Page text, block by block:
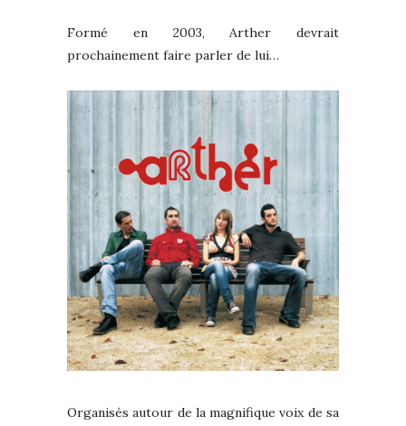
Formé en 2003, Arther devrait
prochainement faire parler de lui…
Organisés autour de la magnifique voix de sa